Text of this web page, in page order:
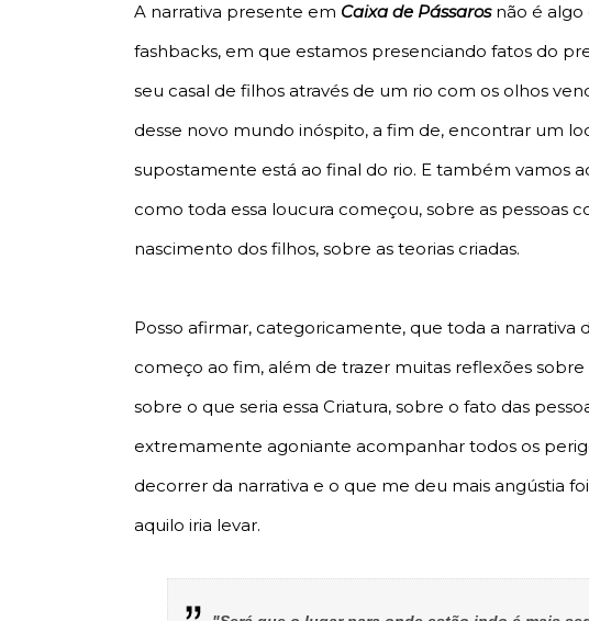
A narrativa presente em Caixa de Pássarosnão é algo
fashbacks, em que estamos presenciando fatos do
seu casal de filhos através de um rio com os olhos
desse novo mundo inóspito, a fim de, encontrar um
supostamente está ao final do rio. E também vamos
como toda essa loucura começou, sobre as pessoas
nascimento dos filhos, sobre as teorias criadas.
Posso afirmar, categoricamente, que toda a narrativa
começo ao fim, além de trazer muitas reflexões
sobre o que seria essa Criatura, sobre o fato das
extremamente agoniante acompanhar todos os
decorrer da narrativa e o que me deu mais angústia
aquilo iria levar.